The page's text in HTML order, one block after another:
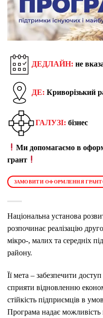
ДЕДЛАЙН: не
ДЕ: Криворізький
ГАЛУЗІ: бізнес
Ми допомагаємо в
грант
ЗАМОВИТИ ОФОРМЛЕННЯ
Національна установа
розпочинає реалізацію
мікро-, малих та середніх
району.
Її мета – забезпечити
сприяти відновленню
стійкість підприємців в
Програма надає можливість